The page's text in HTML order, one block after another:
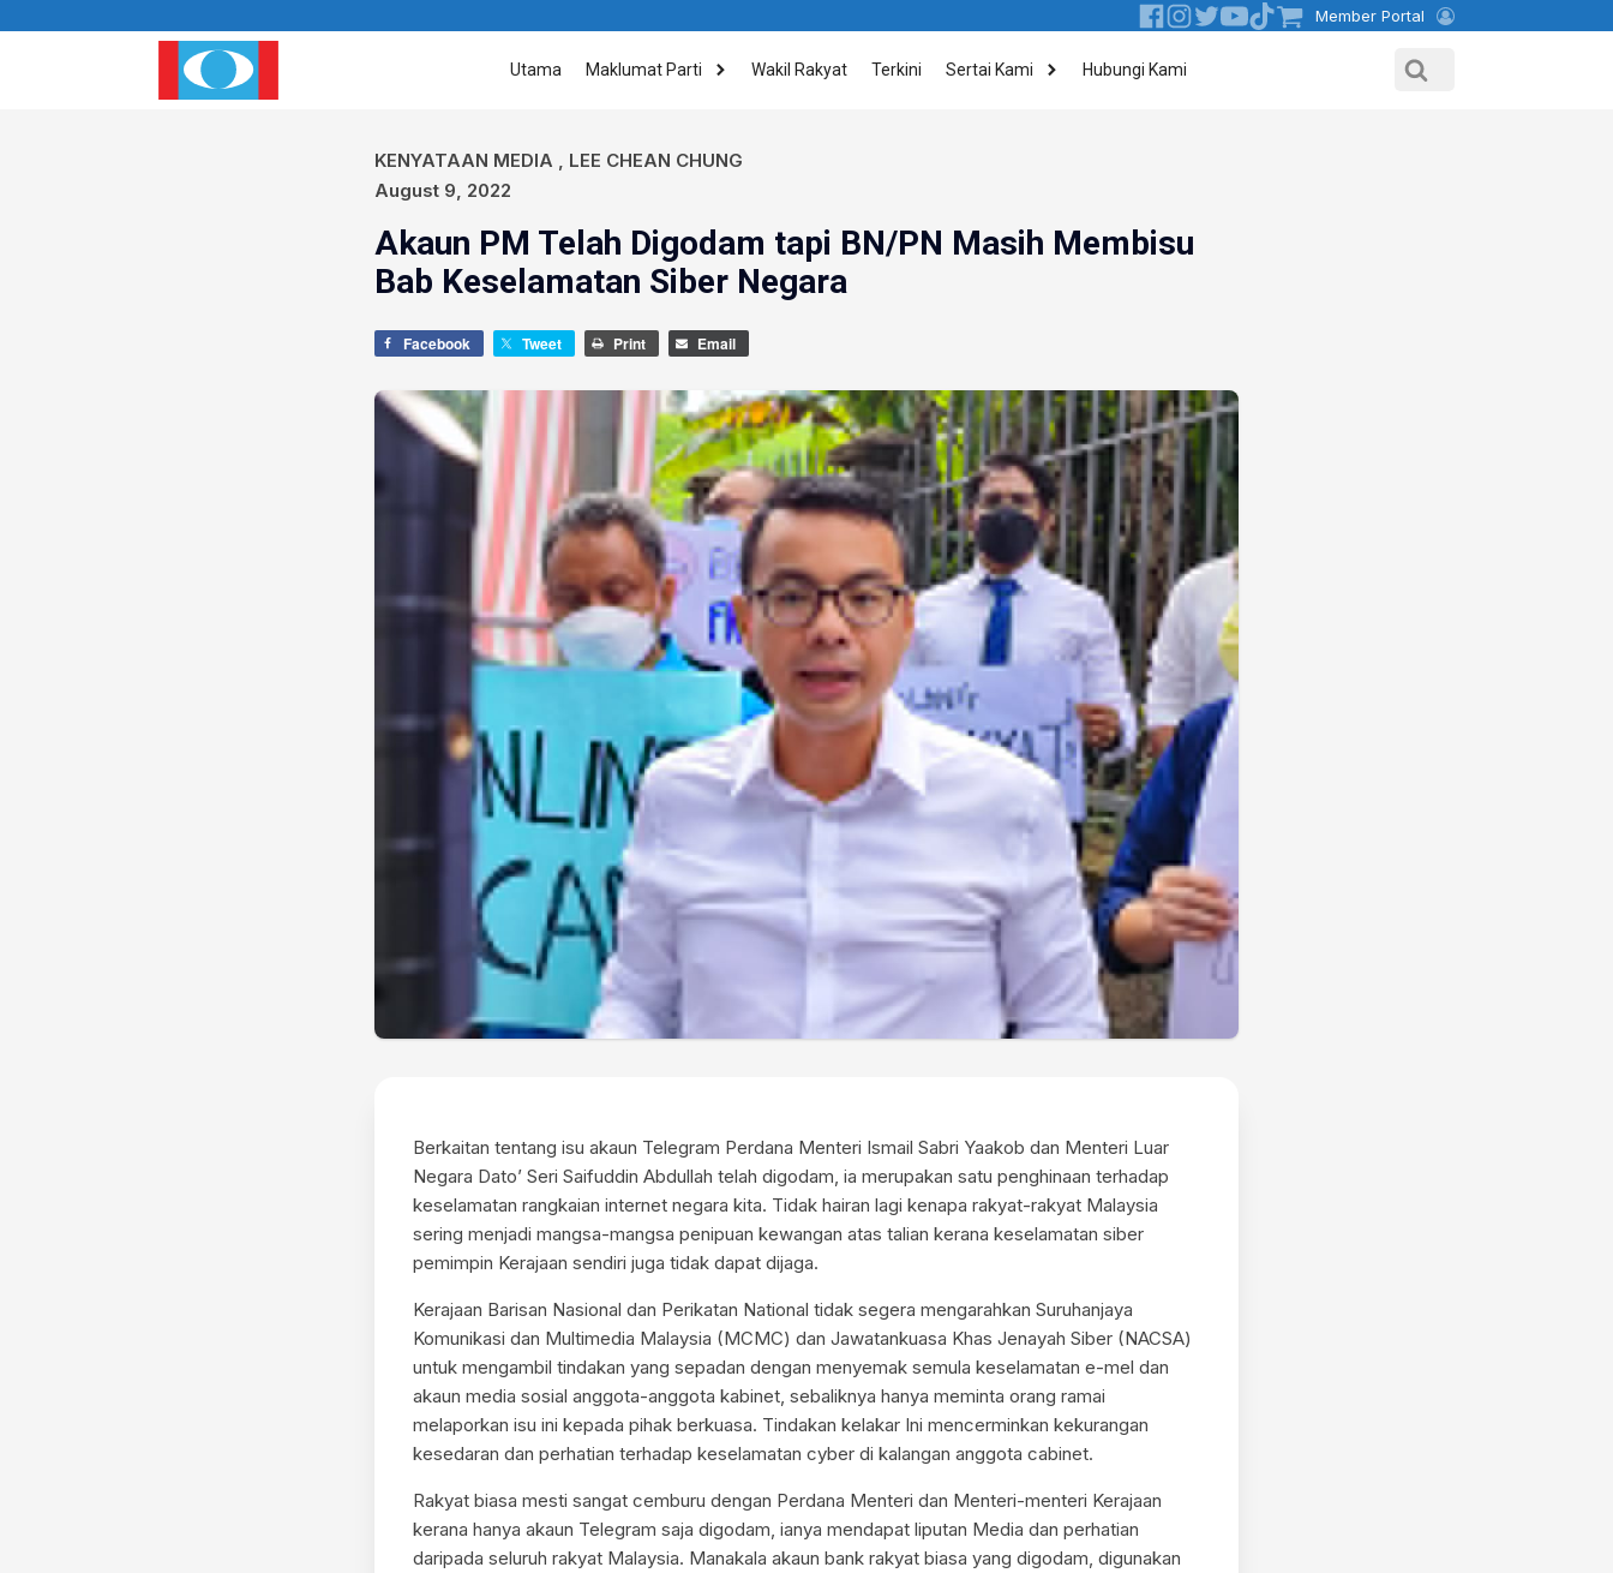
Member Portal
Utama Maklumat Parti Wakil Rakyat Terkini Sertai Kami Hubungi Kami
KENYATAAN MEDIA
LEE CHEAN CHUNG
August 9, 2022
Akaun PM Telah Digodam tapi BN/PN Masih Membisu
Bab Keselamatan Siber Negara
Facebook Tweet Print Email
Berkaitan tentang isu akaun Telegram Perdana Menteri Ismail Sabri Yaakob dan Menteri Luar
Negara Dato’ Seri Saifuddin Abdullah telah digodam, ia merupakan satu penghinaan terhadap
keselamatan rangkaian internet negara kita. Tidak hairan lagi kenapa rakyat-rakyat Malaysia
sering menjadi mangsa-mangsa penipuan kewangan atas talian kerana keselamatan siber
pemimpin Kerajaan sendiri juga tidak dapat dijaga.
Kerajaan Barisan Nasional dan Perikatan National tidak segera mengarahkan Suruhanjaya
Komunikasi dan Multimedia Malaysia (MCMC) dan Jawatankuasa Khas Jenayah Siber (NACSA)
untuk mengambil tindakan yang sepadan dengan menyemak semula keselamatan e-mel dan
akaun media sosial anggota-anggota kabinet, sebaliknya hanya meminta orang ramai
melaporkan isu ini kepada pihak berkuasa. Tindakan kelakar Ini mencerminkan kekurangan
kesedaran dan perhatian terhadap keselamatan cyber di kalangan anggota cabinet.
Rakyat biasa mesti sangat cemburu dengan Perdana Menteri dan Menteri-menteri Kerajaan
kerana hanya akaun Telegram saja digodam, ianya mendapat liputan Media dan perhatian
daripada seluruh rakyat Malaysia. Manakala akaun bank rakyat biasa yang digodam, digunakan